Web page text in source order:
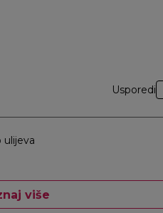
Usporedi
ulijeva
više